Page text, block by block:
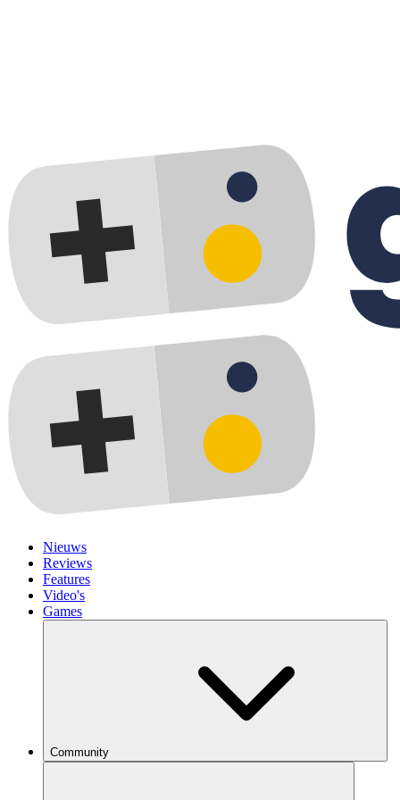
Nieuws
Reviews
Features
Video's
Games
Community